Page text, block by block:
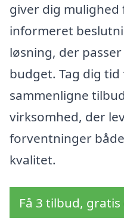
giver dig
informeret
løsning, der
budget. Tag dig
sammenligne
virksomhed, der
forventninger
kvalitet.
Få 3 tilbud,